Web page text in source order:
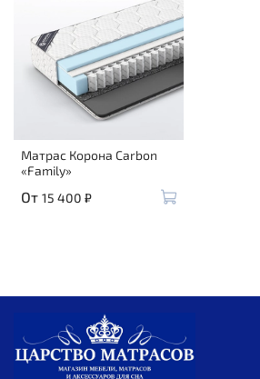
Матрас Корона Carbon
«Family»
От 15 400 ₽